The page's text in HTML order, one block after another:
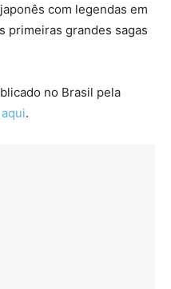
com legendas em
primeiras grandes sagas
no Brasil pela
.